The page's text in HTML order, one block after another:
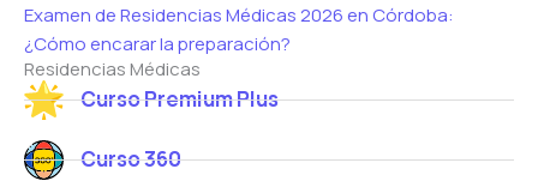
Examen de Residencias Médicas 2026 en Córdoba:
¿Cómo encarar la preparación?
Residencias Médicas
Curso Premium Plus
Curso 360